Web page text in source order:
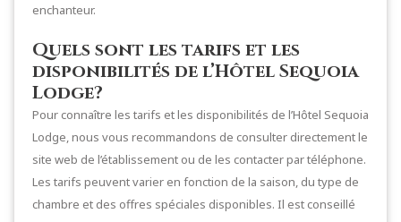
enchanteur.
Quels sont les tarifs et les
disponibilités de l’Hôtel Sequoia
Lodge?
Pour connaître les tarifs et les disponibilités de l’Hôtel Sequoia
Lodge, nous vous recommandons de consulter directement le
site web de l’établissement ou de les contacter par téléphone.
Les tarifs peuvent varier en fonction de la saison, du type de
chambre et des offres spéciales disponibles. Il est conseillé